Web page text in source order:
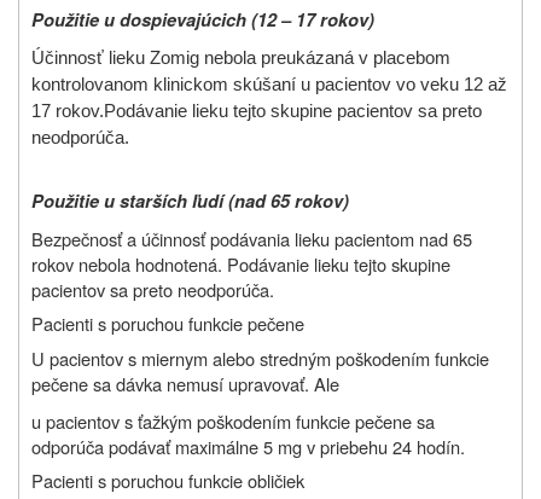
Použitie u dospievajúcich (12 – 17 rokov)
Účinnosť lieku Zomig nebola preukázaná v placebom
kontrolovanom klinickom skúšaní u pacientov vo veku 12 až
17 rokov.Podávanie lieku tejto skupine pacientov sa preto
neodporúča.
Použitie u starších ľudí (nad 65 rokov)
Bezpečnosť a účinnosť podávania lieku pacientom nad 65
rokov nebola hodnotená. Podávanie lieku tejto skupine
pacientov sa preto neodporúča.
Pacienti s poruchou funkcie pečene
U pacientov s miernym alebo stredným poškodením funkcie
pečene sa dávka nemusí upravovať. Ale
u pacientov s ťažkým poškodením funkcie pečene sa
odporúča podávať maximálne 5 mg v priebehu 24 hodín.
Pacienti s poruchou funkcie obličiek